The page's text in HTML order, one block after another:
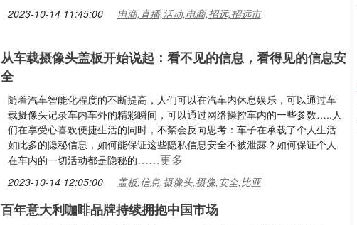
2023-10-14 11:45:00 电商,直播,活动,电商,招远,招远市
从车载摄像头盖板开始说起：看不见的信息，看得见的信息安
全
随着汽车智能化程度的不断提高，人们可以在汽车内休息娱乐，可以通过车
载摄像头记录车内车外的精彩瞬间，可以通过网络操控车内的一些参数…..人
们在享受心喜欢便捷生活的同时，不禁会反向思考：车子在承载了个人生活
如此多的隐秘信息，如何能保证这些隐私信息安全不被泄露？如何保证个人
在车内的一切活动都是隐秘的……更多
2023-10-14 12:05:00 盖板,信息,摄像头,摄像,安全,比亚
百年意大利咖啡品牌持续拥抱中国市场